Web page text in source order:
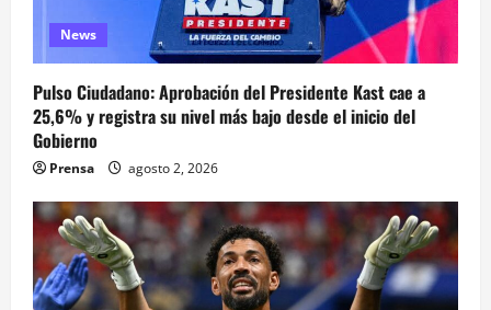
News
Pulso Ciudadano: Aprobación del Presidente Kast cae a
25,6% y registra su nivel más bajo desde el inicio del
Gobierno
Prensa agosto 2, 2026